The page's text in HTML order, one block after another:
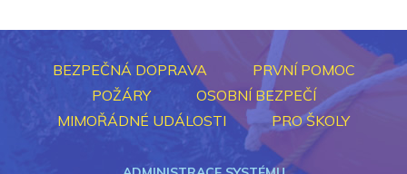
BEZPEČNÁ DOPRAVA
PRVNÍ POMOC
POŽÁRY
OSOBNÍ BEZPEČÍ
MIMOŘÁDNÉ UDÁLOSTI
PRO ŠKOLY